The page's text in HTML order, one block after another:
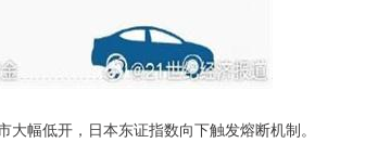
幅低开，日本东证指数向下触发熔断机制。